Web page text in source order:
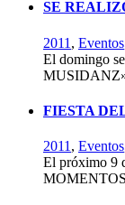
SE
2011 , Eventos
El domingo
FIESTA
2011 , Eventos
El próximo 9